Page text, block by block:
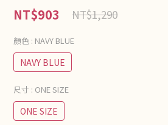
NT$903 NT$1,290
顏色 : NAVY BLUE
NAVY BLUE
尺寸 : ONE SIZE
ONE SIZE